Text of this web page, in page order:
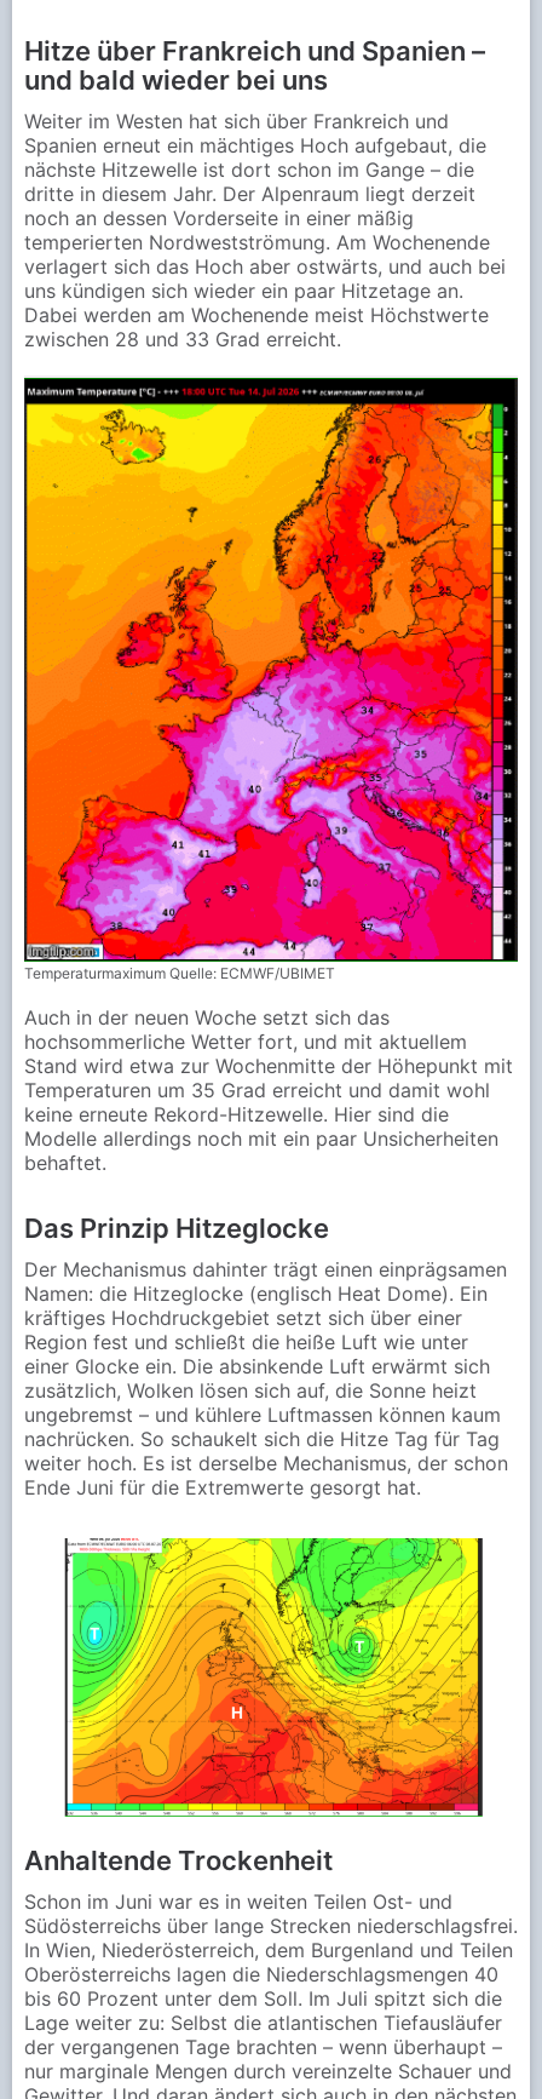
Hitze über Frankreich und Spanien –
und bald wieder bei uns
Weiter im Westen hat sich über Frankreich und
Spanien erneut ein mächtiges Hoch aufgebaut, die
nächste Hitzewelle ist dort schon im Gange – die
dritte in diesem Jahr. Der Alpenraum liegt derzeit
noch an dessen Vorderseite in einer mäßig
temperierten Nordwestströmung. Am Wochenende
verlagert sich das Hoch aber ostwärts, und auch bei
uns kündigen sich wieder ein paar Hitzetage an.
Dabei werden am Wochenende meist Höchstwerte
zwischen 28 und 33 Grad erreicht.
Temperaturmaximum Quelle: ECMWF/UBIMET
Auch in der neuen Woche setzt sich das
hochsommerliche Wetter fort, und mit aktuellem
Stand wird etwa zur Wochenmitte der Höhepunkt mit
Temperaturen um 35 Grad erreicht und damit wohl
keine erneute Rekord-Hitzewelle. Hier sind die
Modelle allerdings noch mit ein paar Unsicherheiten
behaftet.
Das Prinzip Hitzeglocke
Der Mechanismus dahinter trägt einen einprägsamen
Namen: die Hitzeglocke (englisch Heat Dome). Ein
kräftiges Hochdruckgebiet setzt sich über einer
Region fest und schließt die heiße Luft wie unter
einer Glocke ein. Die absinkende Luft erwärmt sich
zusätzlich, Wolken lösen sich auf, die Sonne heizt
ungebremst – und kühlere Luftmassen können kaum
nachrücken. So schaukelt sich die Hitze Tag für Tag
weiter hoch. Es ist derselbe Mechanismus, der schon
Ende Juni für die Extremwerte gesorgt hat.
Anhaltende Trockenheit
Schon im Juni war es in weiten Teilen Ost- und
Südösterreichs über lange Strecken niederschlagsfrei.
In Wien, Niederösterreich, dem Burgenland und Teilen
Oberösterreichs lagen die Niederschlagsmengen 40
bis 60 Prozent unter dem Soll. Im Juli spitzt sich die
Lage weiter zu: Selbst die atlantischen Tiefausläufer
der vergangenen Tage brachten – wenn überhaupt –
nur marginale Mengen durch vereinzelte Schauer und